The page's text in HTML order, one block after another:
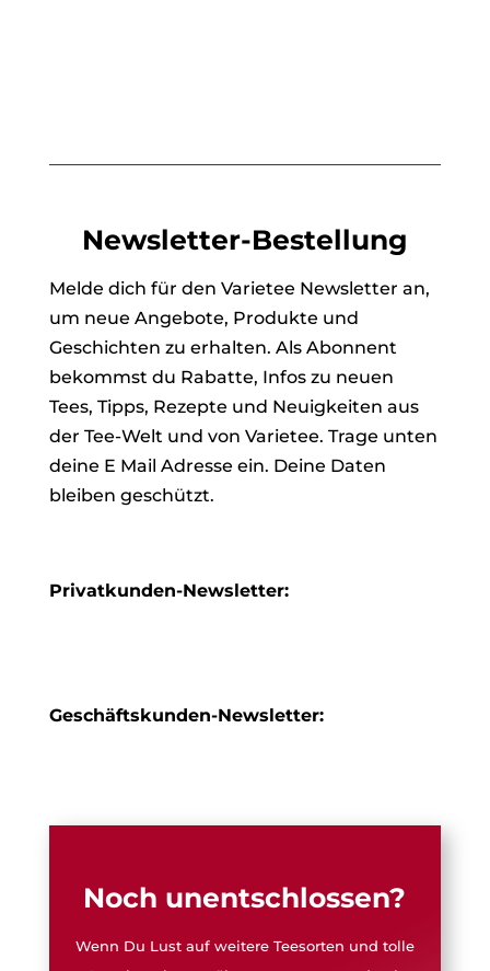
Newsletter-Bestellung
Melde dich für den Varietee Newsletter an,
um neue Angebote, Produkte und
Geschichten zu erhalten. Als Abonnent
bekommst du Rabatte, Infos zu neuen
Tees, Tipps, Rezepte und Neuigkeiten aus
der Tee-Welt und von Varietee. Trage unten
deine E Mail Adresse ein. Deine Daten
bleiben geschützt.
Privatkunden-Newsletter:
Geschäftskunden-Newsletter:
Noch unentschlossen?
Wenn Du Lust auf weitere Teesorten und tolle